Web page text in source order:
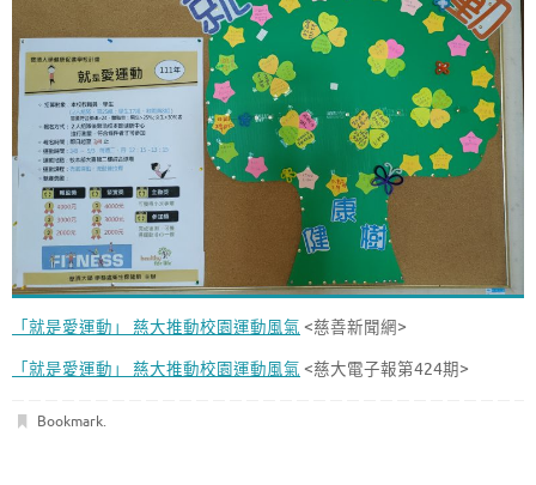
「就是愛運動」 慈大推動校園運動風氣 <慈善新聞網>
「就是愛運動」 慈大推動校園運動風氣 <慈大電子報第424期>
Bookmark.